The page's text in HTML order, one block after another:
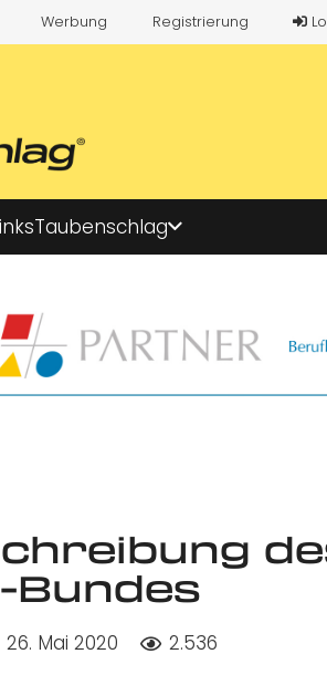
Werbung Registrierung
Taubenschlag
Bundes
26. Mai 2020 2.536